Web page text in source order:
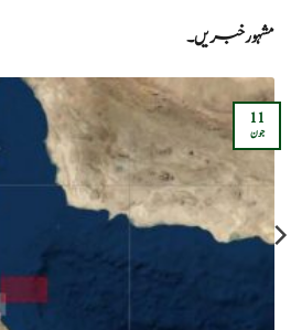
مشہور خبریں۔
11
جون